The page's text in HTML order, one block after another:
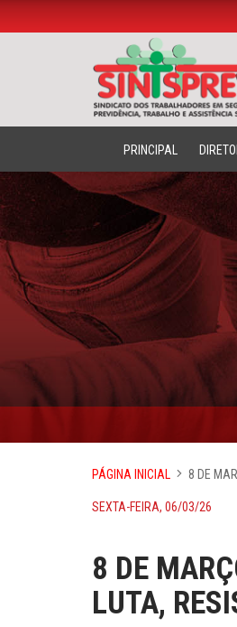
PRINCIPAL
PÁGINA INICIAL 8 DE
SEXTA-FEIRA, 06/03/26
8 DE
LUTA,